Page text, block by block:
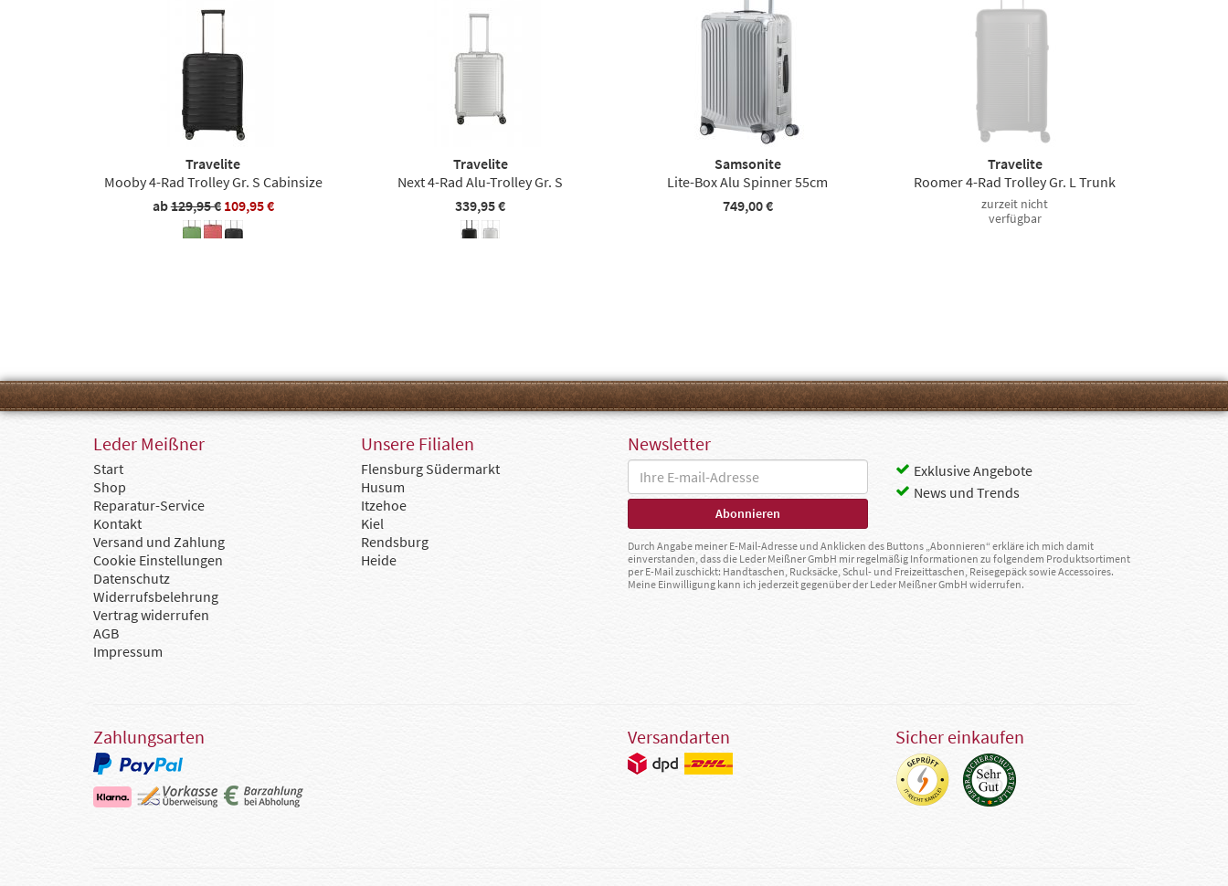
Travelite
Mooby 4-Rad Trolley Gr. S Cabinsize
ab129,95 € 109,95 €
Travelite
Next 4-Rad Alu-Trolley Gr. S
339,95 €
Samsonite
Lite-Box Alu Spinner 55cm
749,00 €
Travelite
Roomer 4-Rad Trolley Gr. L Trunk
zurzeit nicht
verfügbar
Leder Meißner
Start
Shop
Reparatur-Service
Kontakt
Versand und Zahlung
Cookie Einstellungen
Datenschutz
Widerrufsbelehrung
Vertrag widerrufen
AGB
Impressum
Unsere Filialen
Flensburg Südermarkt
Husum
Itzehoe
Kiel
Rendsburg
Heide
Newsletter
Exklusive Angebote
News und Trends
Durch Angabe meiner E-Mail-Adresse und Anklicken des Buttons „Abonnieren“ erkläre ich mich damit
einverstanden, dass die Leder Meißner GmbH mir regelmäßig Informationen zu folgendem Produktsortiment
per E-Mail zuschickt: Handtaschen, Rucksäcke, Schul- und Freizeittaschen, Reisegepäck sowie Accessoires.
Meine Einwilligung kann ich jederzeit gegenüber der Leder Meißner GmbH widerrufen.
Zahlungsarten Versandarten Sicher einkaufen